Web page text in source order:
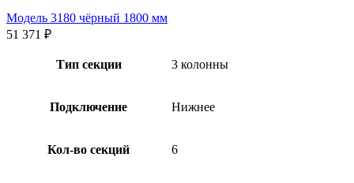
Модель 3180 чёрный 1800 мм
51 371 ₽
Тип секции 3 колонны
Подключение Нижнее
Кол-во секций 6